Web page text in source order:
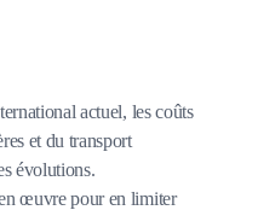
actuel, les coûts
et du transport
évolutions.
œuvre pour en limiter